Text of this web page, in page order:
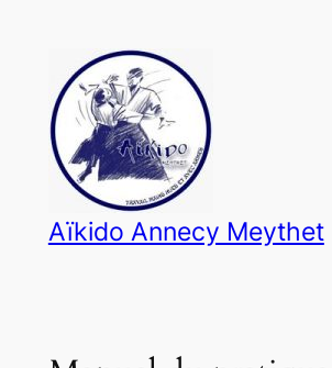
contenu
Aïkido Annecy Meythet